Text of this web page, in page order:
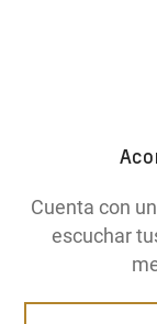
Cuenta con
escuchar